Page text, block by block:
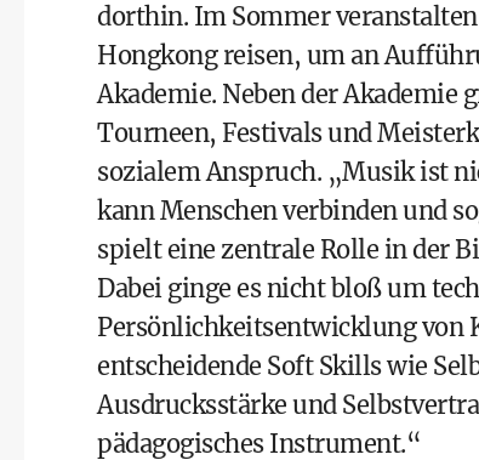
dorthin. Im Sommer
Hongkong reisen, um an
Akademie. Neben der Akademie
Tourneen, Festivals und
sozialem Anspruch. „Musik ist
kann Menschen verbinden und
spielt eine zentrale Rolle in der
Dabei ginge es nicht bloß um
Persönlichkeitsentwicklung von
entscheidende Soft Skills wie
Ausdrucksstärke und
pädagogisches Instrument.“